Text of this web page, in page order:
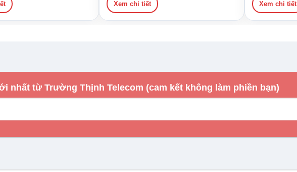
Xem chi tiết
Xem chi tiết
nhất từ Trường Thịnh Telecom (cam kết không làm phiền bạn)